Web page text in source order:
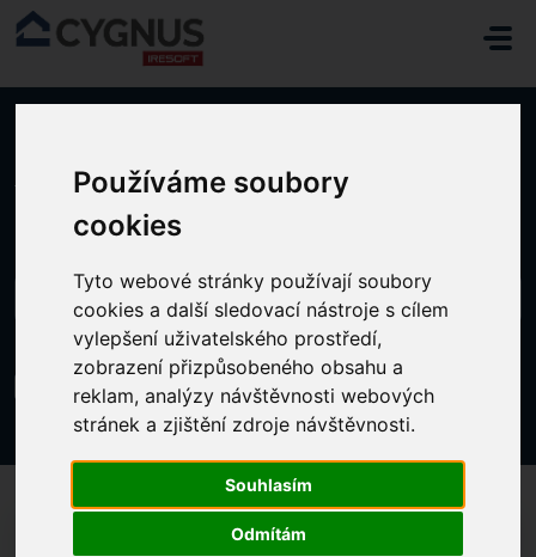
Používáme soubory
cookies
Tyto webové stránky používají soubory
cookies a další sledovací nástroje s cílem
vylepšení uživatelského prostředí,
zobrazení přizpůsobeného obsahu a
reklam, analýzy návštěvnosti webových
stránek a zjištění zdroje návštěvnosti.
Souhlasím
Odmítám
Přeskočit na hlavní obsah
... Nastavení partnerských řešení
Nastavení partnerských řešení
Změněno dne St, 24 Červen v 3:18 ODPOLEDNE
Tato nápověda slouží pro nastavení, pokud používáte